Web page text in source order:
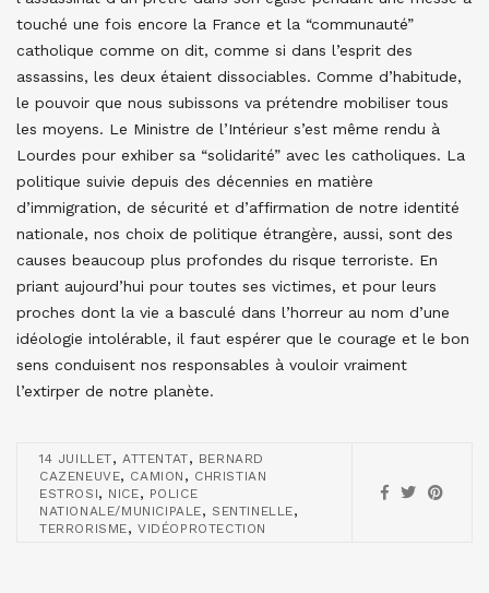
touché une fois encore la France et la “communauté”
catholique comme on dit, comme si dans l’esprit des
assassins, les deux étaient dissociables. Comme d’habitude,
le pouvoir que nous subissons va prétendre mobiliser tous
les moyens. Le Ministre de l’Intérieur s’est même rendu à
Lourdes pour exhiber sa “solidarité” avec les catholiques. La
politique suivie depuis des décennies en matière
d’immigration, de sécurité et d’affirmation de notre identité
nationale, nos choix de politique étrangère, aussi, sont des
causes beaucoup plus profondes du risque terroriste. En
priant aujourd’hui pour toutes ses victimes, et pour leurs
proches dont la vie a basculé dans l’horreur au nom d’une
idéologie intolérable, il faut espérer que le courage et le bon
sens conduisent nos responsables à vouloir vraiment
l’extirper de notre planète.
14 JUILLET, ATTENTAT, BERNARD
CAZENEUVE, CAMION , CHRISTIAN
ESTROSI, NICE, POLICE
NATIONALE/MUNICIPALE, SENTINELLE,
TERRORISME, VIDÉOPROTECTION